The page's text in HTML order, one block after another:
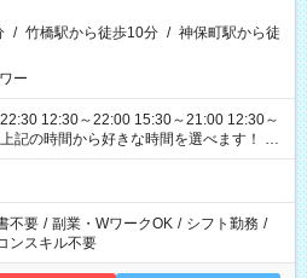
/ 竹橋駅から徒歩10分 / 神保町駅から徒
ー
12:30～22:00 15:30～21:00 12:30～
性があります
不要 / 副業・WワークOK / シフト勤務 /
ンスキル不要